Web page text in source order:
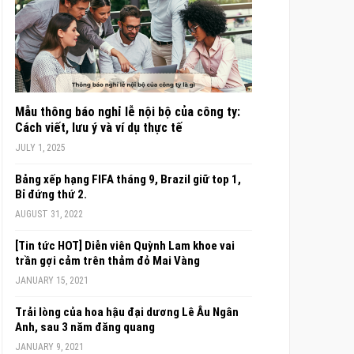
Mẫu thông báo nghỉ lễ nội bộ của công ty:
Cách viết, lưu ý và ví dụ thực tế
JULY 1, 2025
Bảng xếp hạng FIFA tháng 9, Brazil giữ top 1,
Bỉ đứng thứ 2.
AUGUST 31, 2022
[Tin tức HOT] Diễn viên Quỳnh Lam khoe vai
trần gợi cảm trên thảm đỏ Mai Vàng
JANUARY 15, 2021
Trải lòng của hoa hậu đại dương Lê Âu Ngân
Anh, sau 3 năm đăng quang
JANUARY 9, 2021